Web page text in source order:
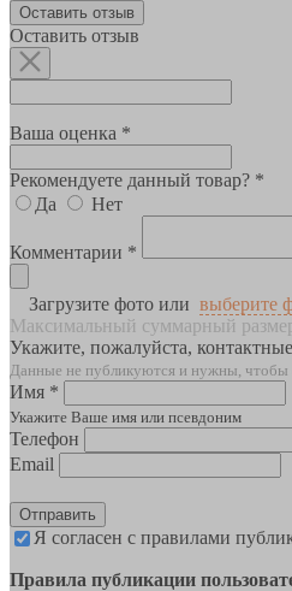
Оставить отзыв
Оставить отзыв
Ваша оценка *
Рекомендуете данный товар? *
Да
Нет
Комментарии *
Загрузите фото или выберите
Максимальный суммарный
Укажите, пожалуйста,
Данные не публикуются и нужны, чтобы
Имя *
Укажите Ваше имя или псевдоним
Телефон
Email
Отправить
Я согласен с правилами
Правила публикации